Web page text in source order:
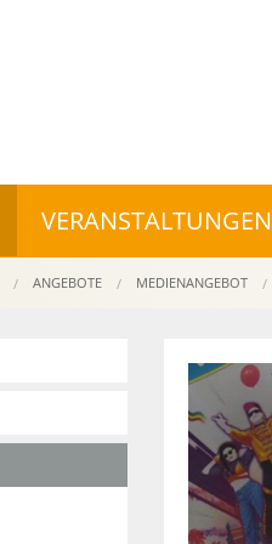
VERANSTALTUNGEN
ANGEBOTE MEDIENANGEBOT